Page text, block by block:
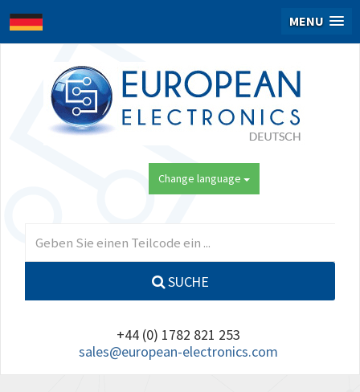
MENU
Change language
SUCHE
+44 (0) 1782 821 253
sales@european-electronics.com